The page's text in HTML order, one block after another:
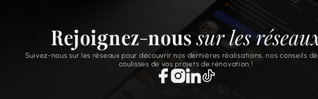
Rejoignez-noussur les
Suivez-nous sur les réseaux pour découvrir nos dernières réalisations, nos conseils
coulisses de vos projets de rénovation !